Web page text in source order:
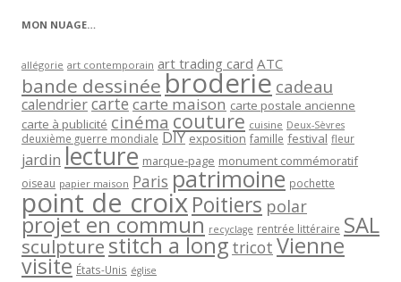
MON NUAGE…
allégorie art contemporain art trading card ATC
bande dessinée broderie cadeau
calendriercartecarte maison carte postale ancienne
carte à publicité cinéma couture cuisine Deux-Sèvres
deuxième guerre mondiale DIY exposition famille festival fleur
jardin lecture marque-page monument commémoratif
oiseau papier maison Paris patrimoine pochette
point de croixPoitiers polar
projet en commun recyclage rentrée littéraire SAL
sculpturestitch a long tricot Vienne
visite États-Unis église